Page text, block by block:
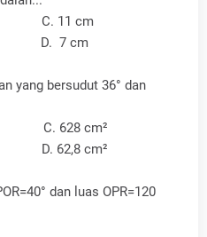
11 cm
7 cm
yang bersudut 36° dan
628 cm²
62,8 cm²
dan luas OPR=120